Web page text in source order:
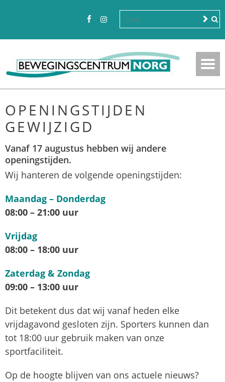
OPENINGSTIJDEN
GEWIJZIGD
Vanaf 17 augustus hebben wij andere
openingstijden.
Wij hanteren de volgende openingstijden:
Maandag – Donderdag
08:00 – 21:00 uur
Vrijdag
08:00 – 18:00 uur
Zaterdag & Zondag
09:00 – 13:00 uur
Dit betekent dus dat wij vanaf heden elke
vrijdagavond gesloten zijn. Sporters kunnen dan
tot 18:00 uur gebruik maken van onze
sportfaciliteit.
Op de hoogte blijven van ons actuele nieuws?